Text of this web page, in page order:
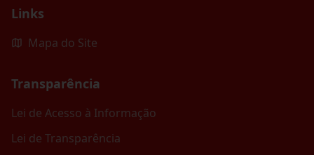
Links
Mapa do Site
Transparência
Lei de Acesso à Informação
Lei de Transparência